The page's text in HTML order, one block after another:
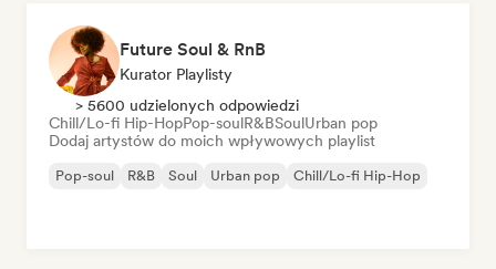
Future Soul & RnB
Kurator Playlisty
> 5600 udzielonych odpowiedzi
Chill/Lo-fi Hip-HopPop-soulR&BSoulUrban pop
Dodaj artystów do moich wpływowych playlist
Pop-soul R&B Soul Urban pop Chill/Lo-fi Hip-Hop